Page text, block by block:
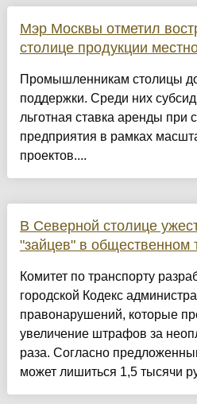
Мэр Москвы отметил
столице продукции
Промышленникам столицы
поддержки. Среди них
льготная ставка аренды при
предприятия в рамках
проектов....
В Северной столице
"зайцев" в общественном
Комитет по транспорту
городской Кодекс
правонарушений, которые
увеличение штрафов за
раза. Согласно
может лишиться 1,5 тысячи